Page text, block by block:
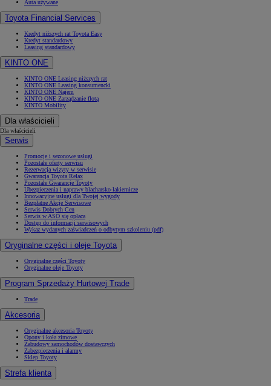
Auta używane
Toyota Financial Services
Kredyt niższych rat Toyota Easy
Kredyt standardowy
Leasing standardowy
KINTO ONE
KINTO ONE Leasing niższych rat
KINTO ONE Leasing konsumencki
KINTO ONE Najem
KINTO ONE Zarządzanie flotą
KINTO Mobility
Dla właścicieli
Dla właścicieli
Serwis
Promocje i sezonowe usługi
Pozostałe oferty serwisu
Rezerwacja wizyty w serwisie
Gwarancja Toyota Relax
Pozostałe Gwarancje Toyoty
Ubezpieczenia i naprawy blacharsko-lakiernicze
Innowacyjne usługi dla Twojej wygody
Bezpłatne Akcje Serwisowe
Serwis Dobrych Cen
Serwis w ASO się opłaca
Dostęp do informacji serwisowych
Wykaz wydanych zaświadczeń o odbytym szkoleniu (pdf)
Oryginalne części i oleje Toyota
Oryginalne części Toyoty
Oryginalne oleje Toyoty
Program Sprzedaży Hurtowej Trade
Trade
Akcesoria
Oryginalne akcesoria Toyoty
Opony i koła zimowe
Zabudowy samochodów dostawczych
Zabezpieczenia i alarmy
Sklep Toyoty
Strefa klienta